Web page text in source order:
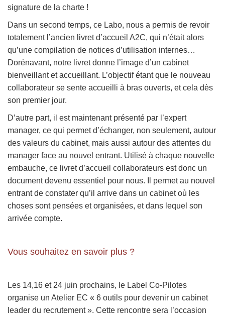
signature de la charte !
Dans un second temps, ce Labo, nous a permis de revoir
totalement l’ancien livret d’accueil A2C, qui n’était alors
qu’une compilation de notices d’utilisation internes…
Dorénavant, notre livret donne l’image d’un cabinet
bienveillant et accueillant. L’objectif étant que le nouveau
collaborateur se sente accueilli à bras ouverts, et cela dès
son premier jour.
D’autre part, il est maintenant présenté par l’expert
manager, ce qui permet d’échanger, non seulement, autour
des valeurs du cabinet, mais aussi autour des attentes du
manager face au nouvel entrant. Utilisé à chaque nouvelle
embauche, ce livret d’accueil collaborateurs est donc un
document devenu essentiel pour nous. Il permet au nouvel
entrant de constater qu’il arrive dans un cabinet où les
choses sont pensées et organisées, et dans lequel son
arrivée compte.
Vous souhaitez en savoir plus ?
Les 14,16 et 24 juin prochains, le Label Co-Pilotes
organise un Atelier EC « 6 outils pour devenir un cabinet
leader du recrutement ». Cette rencontre sera l’occasion